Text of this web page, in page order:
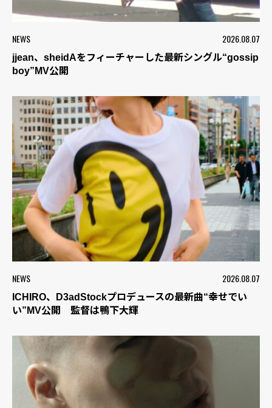
NEWS 2026.08.07
jjean、sheidAをフィーチャーした最新シングル“gossip
boy”MV公開
NEWS 2026.08.07
ICHIRO、D3adStockプロデュースの最新曲“幸せでい
い”MV公開 監督は鴨下大輝